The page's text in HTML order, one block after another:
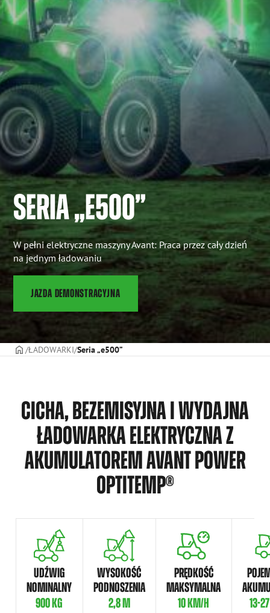
SERIA „E500”
W pełni elektryczne maszyny Avant: Praca przez cały dzień
na jednym ładowaniu
JAZDA DEMONSTRACYJNA
STRONA TYTUŁOWA
ŁADOWARKI Seria „e500”
CICHA, BEZEMISYJNA I WYDAJNA
ŁADOWARKA ELEKTRYCZNA Z
AKUMULATOREM AVANT POWER
OPTITEMP®
UDŹWIG
NOMINALNY
900 KG
WYSOKOŚĆ
PODNOSZENIA
2,8 M
PRĘDKOŚĆ
MAKSYMALNA
10 KM/H
13-